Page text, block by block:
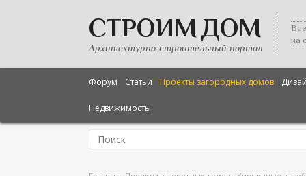
СТРОИМ ДОМ
Архитектурно-строительный портал
на
Форум Статьи Проекты загородных домов
Недвижимость